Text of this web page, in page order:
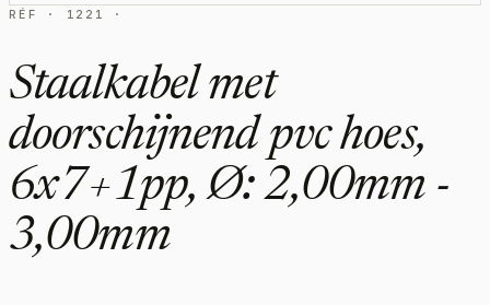
RÉF · 1221 ·
Staalkabel met
doorschijnend pvc hoes,
6x7+1pp, Ø: 2,00mm -
3,00mm